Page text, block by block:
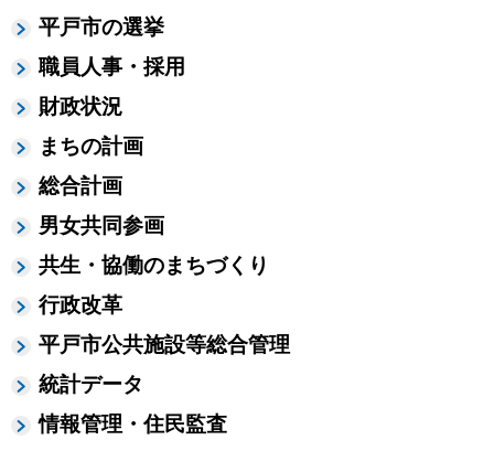
平戸市の選挙
職員人事・採用
財政状況
まちの計画
総合計画
男女共同参画
共生・協働のまちづくり
行政改革
平戸市公共施設等総合管理
統計データ
情報管理・住民監査